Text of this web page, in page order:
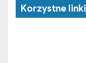
Korzystne linki